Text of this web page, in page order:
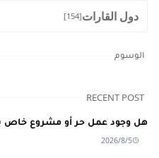
دول القارات[154]
الوسوم
RECENT POST
هل وجود عمل حر أو مشروع خاص
2026/8/5